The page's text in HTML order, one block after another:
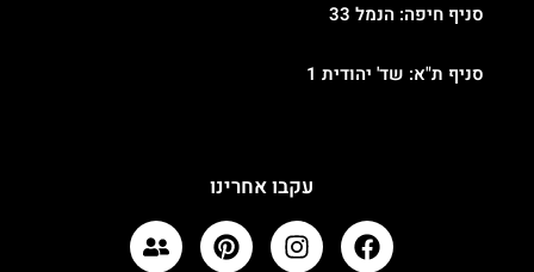
עקבו אחרינו
סניף חיפה: הנמל 33
סניף ת"א: שד' יהודית 1